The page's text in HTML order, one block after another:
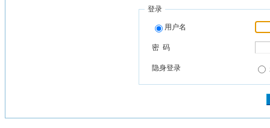
登录
用户名
密 码
隐身登录